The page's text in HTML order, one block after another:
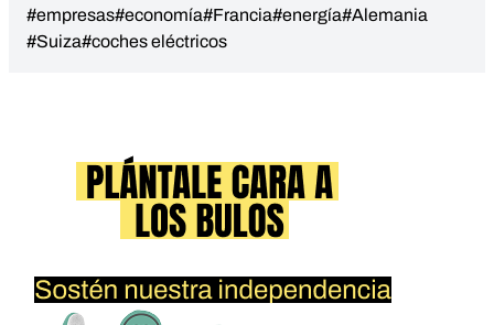
#empresas#economía#Francia#energía#Alemania
#Suiza#coches eléctricos